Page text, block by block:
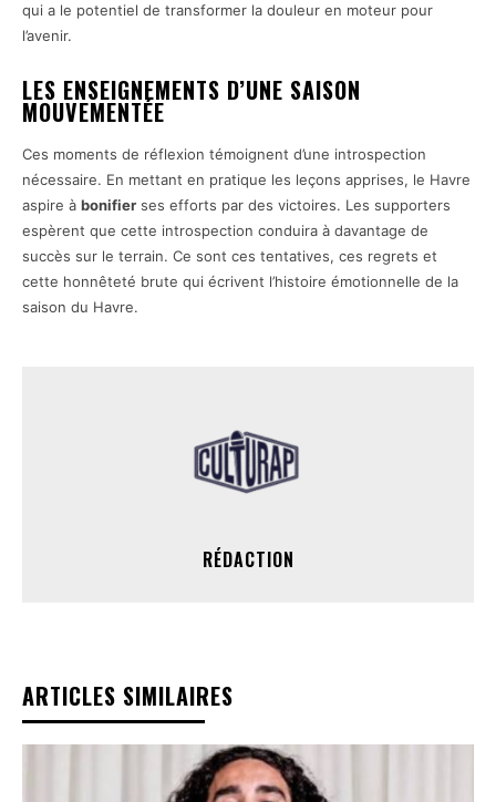
qui a le potentiel de transformer la douleur en moteur pour
l’avenir.
LES ENSEIGNEMENTS D’UNE SAISON
MOUVEMENTÉE
Ces moments de réflexion témoignent d’une introspection
nécessaire. En mettant en pratique les leçons apprises, le Havre
aspire à bonifier ses efforts par des victoires. Les supporters
espèrent que cette introspection conduira à davantage de
succès sur le terrain. Ce sont ces tentatives, ces regrets et
cette honnêteté brute qui écrivent l’histoire émotionnelle de la
saison du Havre.
RÉDACTION
ARTICLES SIMILAIRES